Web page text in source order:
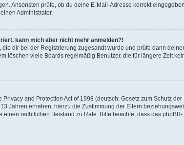
Ansonsten prüfe, ob du deine E-Mail-Adresse korrekt
Administrator.
kann mich aber nicht mehr anmelden?!
die dir bei der Registrierung zugesandt wurde und prüfe dann
löschen viele Boards regelmäßig Benutzer, die für längere Zeit
and Protection Act of 1998 (deutsch: Gesetz zum Schutz
Jahren erheben, hierzu die Zustimmung der Eltern
einen rechtlichen Beistand zu Rate. Bitte beachte, dass das